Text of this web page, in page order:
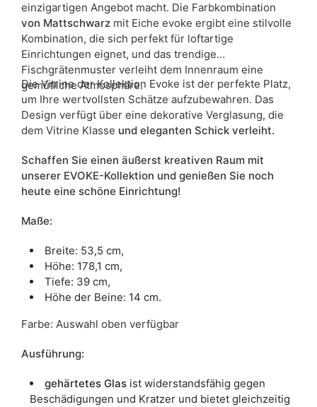
einzigartigen Angebot macht. Die Farbkombination
von Mattschwarz mit Eiche evoke ergibt eine stilvolle
Kombination, die sich perfekt für loftartige
Einrichtungen eignet, und das trendige
Fischgrätenmuster verleiht dem Innenraum eine
gemütliche Atmosphäre.
Die Vitrine der Kollektion Evoke ist der perfekte Platz,
um Ihre wertvollsten Schätze aufzubewahren. Das
Design verfügt über eine dekorative Verglasung, die
dem Vitrine Klasse und eleganten Schick verleiht.
Schaffen Sie einen äußerst kreativen Raum mit
unserer EVOKE-Kollektion und genießen Sie noch
heute eine schöne Einrichtung!
Maße:
Breite: 53,5 cm,
Höhe: 178,1 cm,
Tiefe: 39 cm,
Höhe der Beine: 14 cm.
Farbe: Auswahl oben verfügbar
Ausführung:
gehärtetes Glas ist widerstandsfähig gegen
Beschädigungen und Kratzer und bietet gleichzeitig